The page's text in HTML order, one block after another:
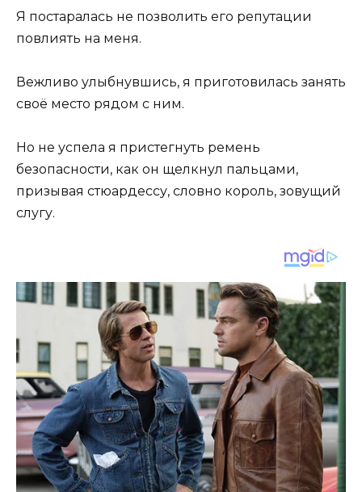
Я постаралась не позволить его репутации
повлиять на меня.
Вежливо улыбнувшись, я приготовилась занять
своё место рядом с ним.
Но не успела я пристегнуть ремень
безопасности, как он щелкнул пальцами,
призывая стюардессу, словно король, зовущий
слугу.